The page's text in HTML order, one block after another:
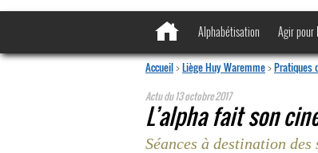
Alphabétisation Agir pour
Accueil>Liège Huy Waremme>Pratiques
Actu du13 octobre 2017
L’alpha fait son
Séances à destination